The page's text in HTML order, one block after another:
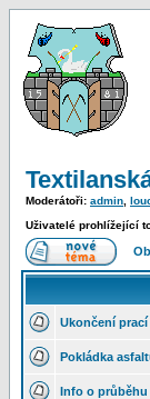
Moderátoři: admin
Uživatelé prohlížející
Ukončení prací
Pokládka
Info o průběhu